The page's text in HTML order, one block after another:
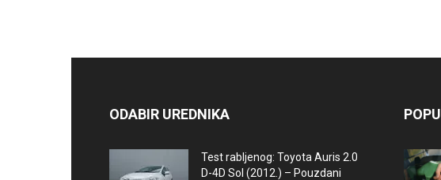
ODABIR UREDNIKA
Test rabljenog: Toyota Auris 2.0
D-4D Sol (2012.) – Pouzdani